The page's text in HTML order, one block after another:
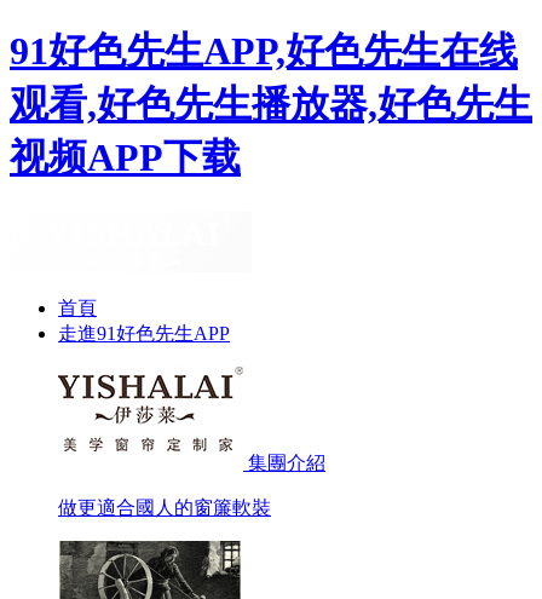
91好色先生APP,好色先生在线
观看,好色先生播放器,好色先生
视频APP下载
首頁
走進91好色先生APP
集團介紹
做更適合國人的窗簾軟裝